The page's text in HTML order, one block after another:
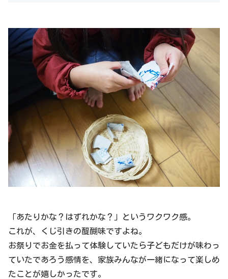
「あたりかな？はずれかな？」というワクワク感。
これが、くじ引きの醍醐味ですよね。
お祭りでお金を払って体験していたら子どもだけが味わっ
ていたであろう感情を、家族みんなが一緒になって楽しめ
たことが嬉しかったです。